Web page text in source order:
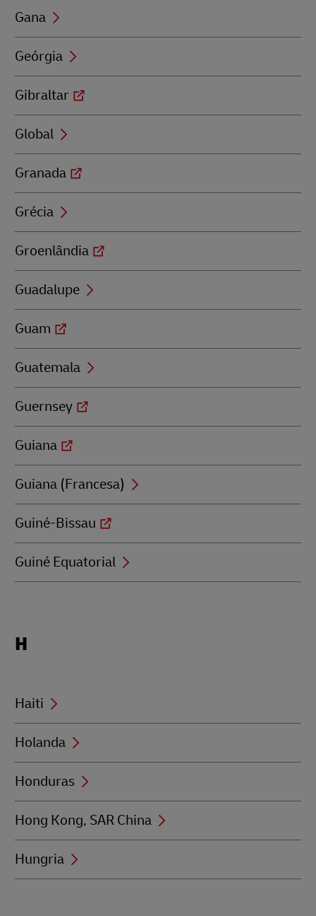
Gana
Geórgia
Gibraltar
Global
Granada
Grécia
Groenlândia
Guadalupe
Guam
Guatemala
Guernsey
Guiana
Guiana (Francesa)
Guiné-Bissau
Guiné Equatorial
beginning
H
Haiti
Holanda
Honduras
Hong Kong, SAR China
Hungria